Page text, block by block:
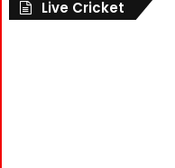
Live Cricket